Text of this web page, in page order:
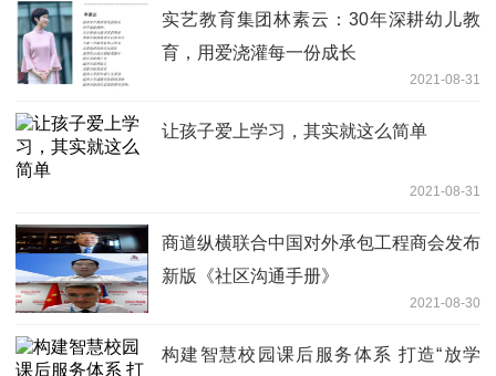
实艺教育集团林素云：30年深耕幼儿教
育，用爱浇灌每一份成长
2021-08-31
让孩子爱上学习，其实就这么简单
2021-08-31
商道纵横联合中国对外承包工程商会发布
新版《社区沟通手册》
2021-08-30
构建智慧校园课后服务体系 打造“放学